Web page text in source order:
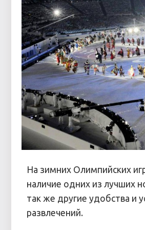
На зимних Олимпийских
наличие одних из лучших
так же другие удобства и
развлечений.